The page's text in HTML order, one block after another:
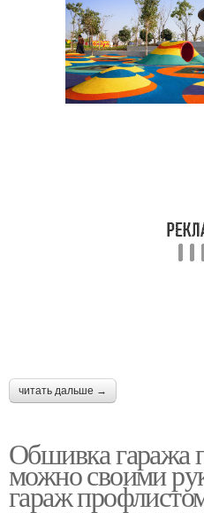
читать дальше →
Обшивка гаража
можно своими
гараж